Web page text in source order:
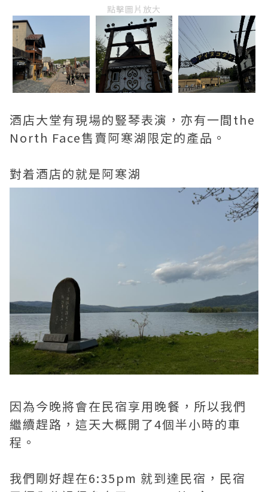
點擊圖片放大
酒店大堂有現場的豎琴表演，亦有一間the
North Face售賣阿寒湖限定的產品。
對着酒店的就是阿寒湖
因為今晚將會在民宿享用晚餐，所以我們
繼續趕路，這天大概開了4個半小時的車
程。
我們剛好趕在6:35pm 就到達民宿，民宿